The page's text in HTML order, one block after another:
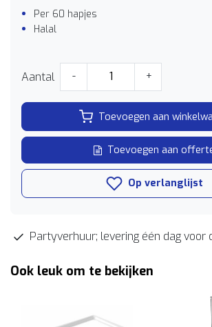
Per 60 hapjes
Halal
Aantal - +
Toevoegen aan
Toevoegen aan
Op verlanglijst
Partyverhuur; levering één dag voor
Ook leuk om te bekijken